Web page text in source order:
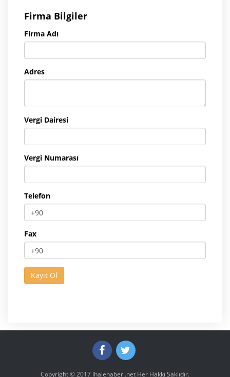
Firma Bilgiler
Firma Adı
Adres
Vergi Dairesi
Vergi Numarası
Telefon
Fax
Copyright © 2017 ihalehaberi.net Her Hakkı Saklıdır.